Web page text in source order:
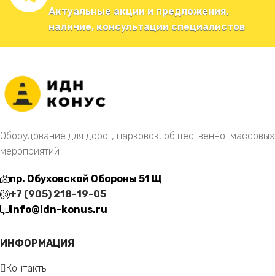
Актуальные акции и предложения,
наличие, консультации специалистов
Оборудование для дорог, парковок, общественно-массовых
мероприятий
пр. Обуховской Обороны 51 Щ
+7 (905) 218-19-05
info@idn-konus.ru
ИНФОРМАЦИЯ
Контакты